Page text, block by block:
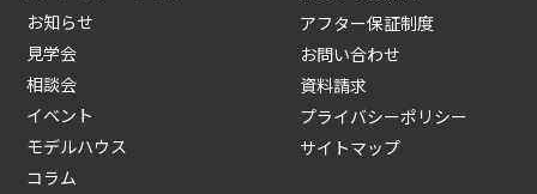
お知らせ
見学会
相談会
イベント
モデルハウス
コラム
アフター保証制度
お問い合わせ
資料請求
プライバシーポリシー
サイトマップ